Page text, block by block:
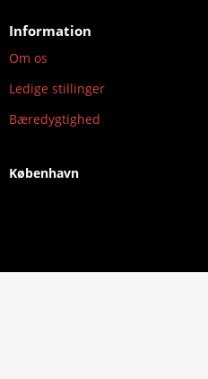
Information
Om os
Ledige stillinger
Bæredygtighed
København